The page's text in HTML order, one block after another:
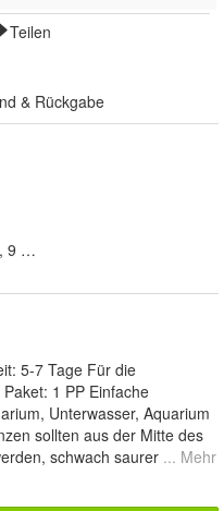
Teilen
& Rückgabe
5-7 Tage Für die
1 PP Einfache
Unterwasser, Aquarium
sollten aus der Mitte des
schwach saurer ... Mehr